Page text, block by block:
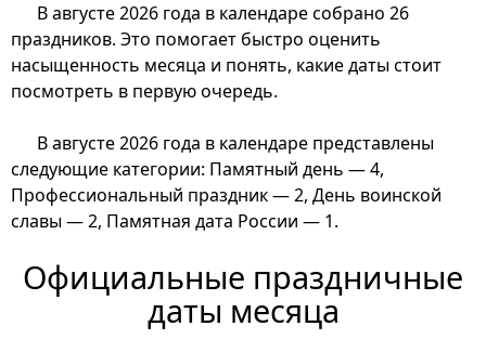
В августе 2026 года в календаре собрано 26
праздников. Это помогает быстро оценить
насыщенность месяца и понять, какие даты стоит
посмотреть в первую очередь.
В августе 2026 года в календаре представлены
следующие категории: Памятный день — 4,
Профессиональный праздник — 2, День воинской
славы — 2, Памятная дата России — 1.
Официальные праздничные
даты месяца